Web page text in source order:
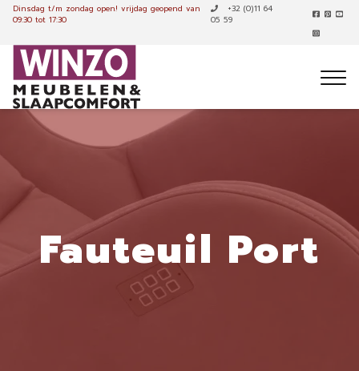
Dinsdag t/m zondag open! vrijdag geopend van
09:30 tot 17:30
+32 (0)11 64
05 59
Fauteuil Port